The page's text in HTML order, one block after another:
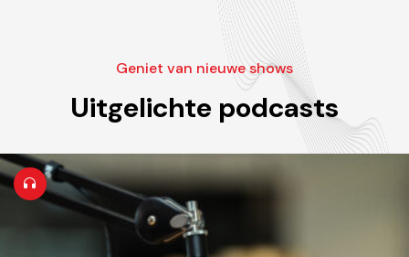
Geniet van nieuwe shows
Uitgelichte podcasts